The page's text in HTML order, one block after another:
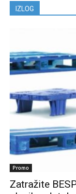
IZLOG
Promo
Zatražite